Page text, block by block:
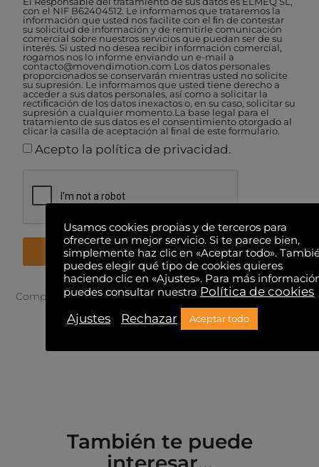
con el NIF B62404512. Le informamos que trataremos la
información que usted nos facilite con el ﬁn de contestar
su solicitud de información y de remitirle comunicación
comercial sobre nuestros servicios que puedan ser de su
interés. Si usted no desea recibir información comercial,
rogamos nos lo informe enviando un e-mail a
contacto@movendimotion.com Los datos personales
proporcionados se conservarán mientras usted no solicite
su supresión. Le informamos que usted tiene derecho a
acceder a sus datos personales, así como a solicitar la
rectiﬁcación de los datos inexactos o, en su caso, solicitar su
supresión a cualquier momento.La base legal para el
tratamiento de sus datos es el consentimiento otorgado al
clicar la casilla de aceptación al ﬁnal de este formulario.
Acepto la política de privacidad.
Enviar
Comparte el contenido:
También te puede
Usamos cookies propias y de terceros para
ofrecerte un mejor servicio. Si te parece bien,
simplemente haz clic en «Aceptar todo».
puedes elegir qué tipo de cookies quieres
haciendo clic en «Ajustes». Para más
puedes consultar nuestra Política de cookies
Ajustes
Rechazar Aceptar todo